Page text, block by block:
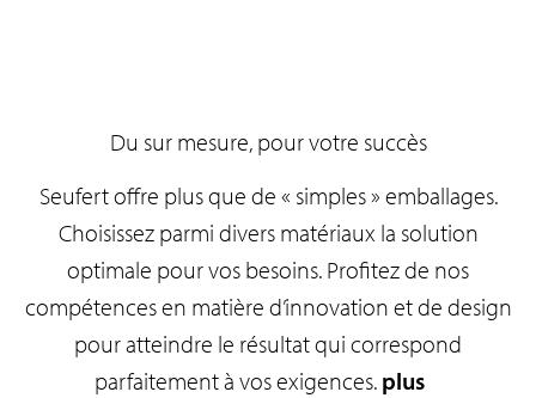
Du sur mesure, pour votre succès
Seufert offre plus que de « simples » emballages.
Choisissez parmi divers matériaux la solution
optimale pour vos besoins. Profitez de nos
compétences en matière d’innovation et de design
pour atteindre le résultat qui correspond
parfaitement à vos exigences. plus